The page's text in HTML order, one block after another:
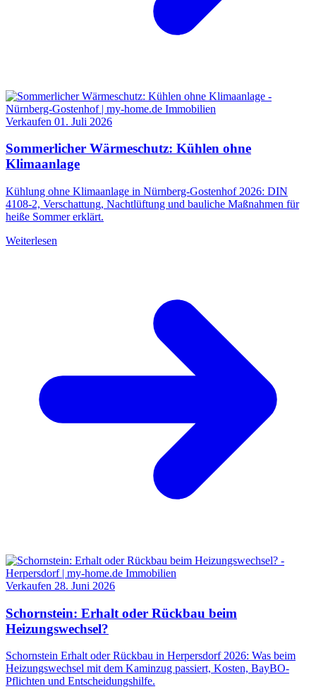
Verkaufen 01. Juli 2026
Sommerlicher Wärmeschutz: Kühlen ohne
Klimaanlage
Kühlung ohne Klimaanlage in Nürnberg-Gostenhof 2026: DIN
4108-2, Verschattung, Nachtlüftung und bauliche Maßnahmen für
heiße Sommer erklärt.
Weiterlesen
Verkaufen 28. Juni 2026
Schornstein: Erhalt oder Rückbau beim
Heizungswechsel?
Schornstein Erhalt oder Rückbau in Herpersdorf 2026: Was beim
Heizungswechsel mit dem Kaminzug passiert, Kosten, BayBO-
Pflichten und Entscheidungshilfe.